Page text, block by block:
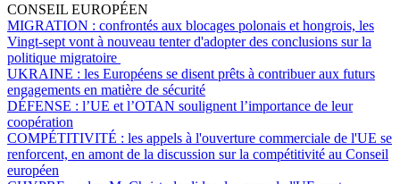
CONSEIL EUROPÉEN
MIGRATION : confrontés aux blocages polonais et hongrois, les
Vingt-sept vont à nouveau tenter d'adopter des conclusions sur la
politique migratoire
UKRAINE : les Européens se disent prêts à contribuer aux futurs
engagements en matière de sécurité
DÉFENSE : l’UE et l’OTAN soulignent l’importance de leur
coopération
COMPÉTITIVITÉ : les appels à l'ouverture commerciale de l'UE se
renforcent, en amont de la discussion sur la compétitivité au Conseil
européen